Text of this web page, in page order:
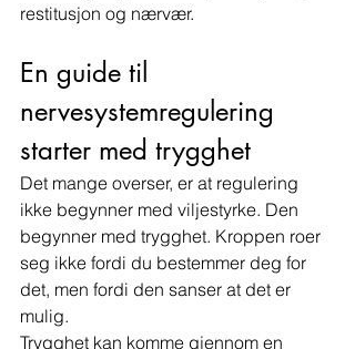
restitusjon og nærvær.
En guide til
nervesystemregulering
starter med trygghet
Det mange overser, er at regulering
ikke begynner med viljestyrke. Den
begynner med trygghet. Kroppen roer
seg ikke fordi du bestemmer deg for
det, men fordi den sanser at det er
mulig.
Trygghet kan komme gjennom en